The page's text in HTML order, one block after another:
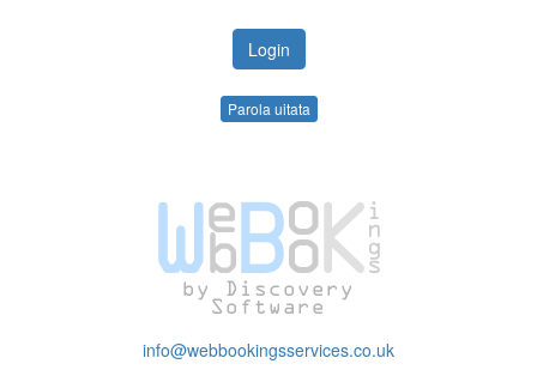
Parola uitata
info@webbookingsservices.co.uk